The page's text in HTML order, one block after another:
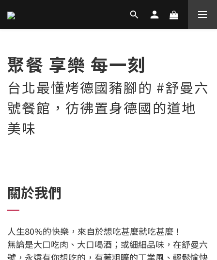
聚餐 享樂 每一刻
台北最懂烤德國豬腳的 #舒曼六
號餐館，彷彿置身德國的道地
美味
關於我們
人生80%的快樂，來自於想吃甚麼就吃甚麼！
無論是大口吃肉、大口喝酒；或細細品味，在舒曼六
號，永遠有你想吃的，有著粗曠的工業風、輕鬆愉快